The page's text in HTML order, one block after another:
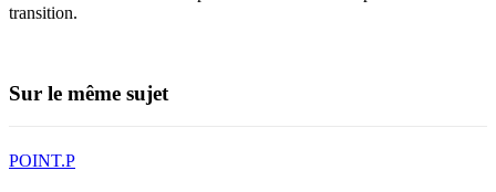
transition.
Sur le même sujet
POINT.P